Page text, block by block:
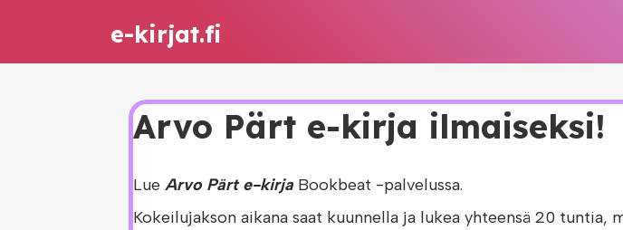
e-kirjat.fi
Arvo Pärt e-kirja ilmaiseksi!
Lue Arvo Pärt e-kirja Bookbeat -palvelussa.
Kokeilujakson aikana saat kuunnella ja lukea yhteensä 20 tuntia,